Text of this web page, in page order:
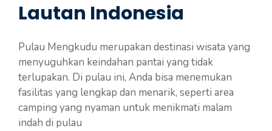
Lautan Indonesia
Pulau Mengkudu merupakan destinasi wisata yang
menyuguhkan keindahan pantai yang tidak
terlupakan. Di pulau ini, Anda bisa menemukan
fasilitas yang lengkap dan menarik, seperti area
camping yang nyaman untuk menikmati malam
indah di pulau